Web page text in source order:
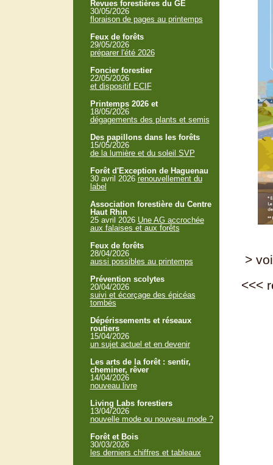
>
<<<
Revues forestières du GE
30/05/2026
floraison de pages au printemps
Feux de forêts
29/05/2026
préparer l'été 2026
Foncier forestier
22/05/2026
et dispositif ECIF
Printemps 2026 et
18/05/2026
dégagements des plants et semis
Des papillons dans les forêts
15/05/2026
de la lumière et du soleil SVP
Forêt d'Exception de Haguenau
30 avril 2026 renouvellement du
label
Association forestière du Centre
Haut Rhin
25 avril 2026 Une AG accrochée
aux falaises et aux forêts
Feux de forêts
28/04/2026
aussi possibles au printemps
Prévention scolytes
20/04/2026
suivi et écorçage des épicéas
tombés
Dépérissements et réseaux
routiers
15/04/2026
un sujet actuel et en devenir
Les arts de la forêt : sentir,
cheminer, rêver
14/04/2026
nouveau livre
Living Labs forestiers
13/04/2026
nouvelle mode ou nouveau mode ?
Forêt et Bois
30/03/2026
les derniers chiffres et tableaux